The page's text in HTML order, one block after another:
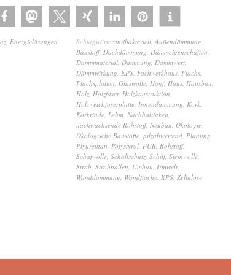
Energielösungen Schlagwörterantibakteriell Außendämmung
Baustoff, Dachdämmung Dämmeigenschaften
Dämmmaterial Dämmung Dämmwert
Dämmwirkung EPS Fachwerkhaus Flachs
Flachsplatten Glaswolle Hanf, Haus Hausbau
Holz Holzfaser, Holzkonstruktion
Holzweichfaserplatte Innendämmung Kork
Korkrinde Lehm Nachhaltigkeit
nachwachsende Rohstoff, Neubau Ökologie
Ökologische Baustoffe pilzabweisend Planung
Plyurethan Polystyrol PUR Rohstoff,
Schafwolle Schallschutz Schilf, Steinwolle
Stroh Strohballen Umbau Umwelt
Wanddämmung Wandfläche XPS Zellulose